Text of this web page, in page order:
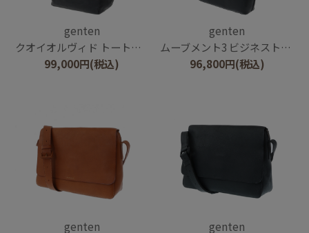
genten
クオイオルヴィド トートバッグ大
99,000円(税込)
genten
ムーブメント3 ビジネストート
96,800円(税込)
genten genten